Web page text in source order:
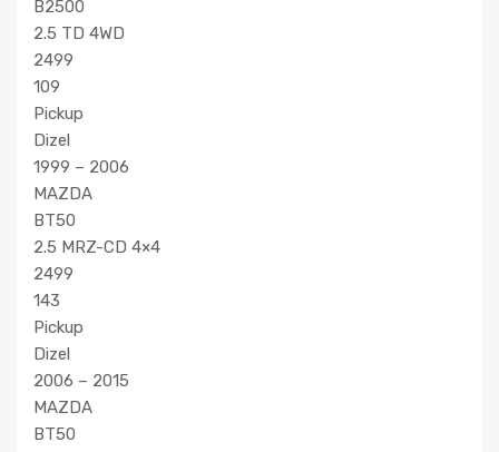
B2500
2.5 TD 4WD
2499
109
Pickup
Dizel
1999 – 2006
MAZDA
BT50
2.5 MRZ-CD 4×4
2499
143
Pickup
Dizel
2006 – 2015
MAZDA
BT50